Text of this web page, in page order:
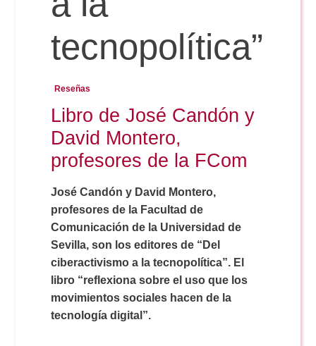
Reservas
Calendario Lectivo
Horarios
Periodismo
Publicidad y RR.PP
Comunicación Audiovisual
Doble Grado PER/CAV
Exámenes Grado
Periodismo
Publicidad y RR.PP
Secretaría Virtual
#miTFG
tecnopolítica”
Reseñas
Libro de José Candón y
David Montero,
profesores de la FCom
José Candón y David Montero,
profesores de la Facultad de
Comunicación de la Universidad de
Sevilla, son los editores de “Del
ciberactivismo a la tecnopolítica”. El
libro “reflexiona sobre el uso que los
movimientos sociales hacen de la
tecnología digital”.